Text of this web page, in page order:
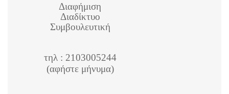
Διαφήμιση
Διαδίκτυο
Συμβουλευτική
τηλ : 2103005244
(αφήστε μήνυμα)